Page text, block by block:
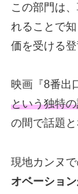
この部門は
れることで
価を受ける
映画『8番出
という独特
の間で話題と
現地カンヌで
オベーショ